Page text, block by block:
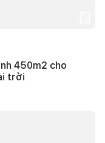
450m2 cho
trời